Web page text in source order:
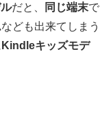
だと、 同じ端末で
なども出来てしまう
Kindleキッズモデ